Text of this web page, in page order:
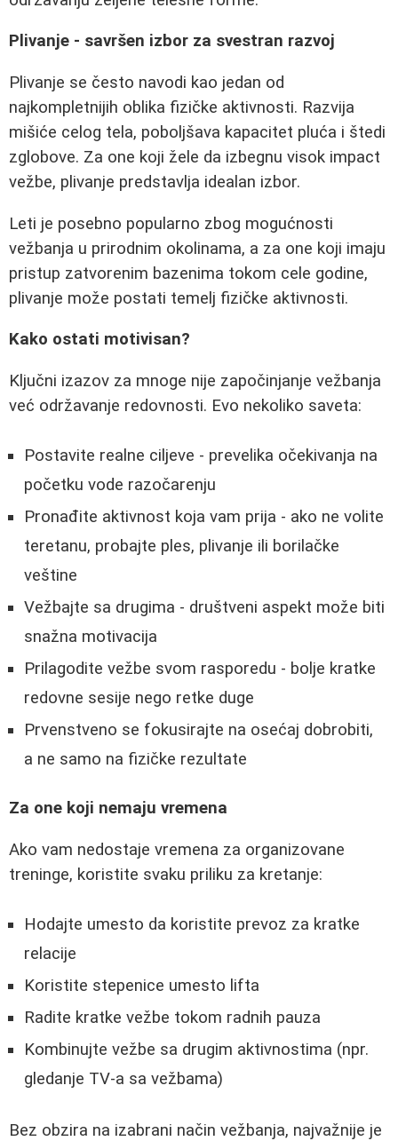
Plivanje - savršen izbor za svestran razvoj
Plivanje se često navodi kao jedan od
najkompletnijih oblika fizičke aktivnosti. Razvija
mišiće celog tela, poboljšava kapacitet pluća i štedi
zglobove. Za one koji žele da izbegnu visok impact
vežbe, plivanje predstavlja idealan izbor.
Leti je posebno popularno zbog mogućnosti
vežbanja u prirodnim okolinama, a za one koji imaju
pristup zatvorenim bazenima tokom cele godine,
plivanje može postati temelj fizičke aktivnosti.
Kako ostati motivisan?
Ključni izazov za mnoge nije započinjanje vežbanja
već održavanje redovnosti. Evo nekoliko saveta:
Postavite realne ciljeve - prevelika očekivanja na
početku vode razočarenju
Pronađite aktivnost koja vam prija - ako ne volite
teretanu, probajte ples, plivanje ili borilačke
veštine
Vežbajte sa drugima - društveni aspekt može biti
snažna motivacija
Prilagodite vežbe svom rasporedu - bolje kratke
redovne sesije nego retke duge
Prvenstveno se fokusirajte na osećaj dobrobiti,
a ne samo na fizičke rezultate
Za one koji nemaju vremena
Ako vam nedostaje vremena za organizovane
treninge, koristite svaku priliku za kretanje:
Hodajte umesto da koristite prevoz za kratke
relacije
Koristite stepenice umesto lifta
Radite kratke vežbe tokom radnih pauza
Kombinujte vežbe sa drugim aktivnostima (npr.
gledanje TV-a sa vežbama)
Bez obzira na izabrani način vežbanja, najvažnije je